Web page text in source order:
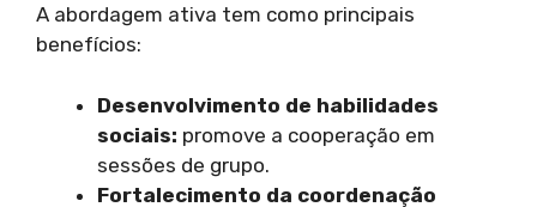
A abordagem ativa tem como principais
benefícios:
Desenvolvimento de habilidades
sociais: promove a cooperação em
sessões de grupo.
Fortalecimento da coordenação